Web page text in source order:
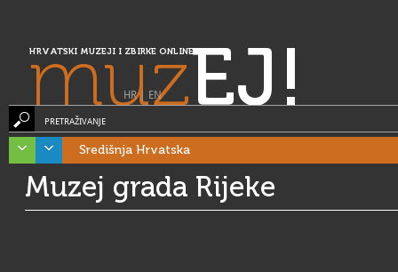
HRVATSKI MUZEJI I ZBIRKE ONLINE
muzEJ!
HR| EN
PRETRAŽIVANJE
Središnja Hrvatska
Muzej grada Rijeke